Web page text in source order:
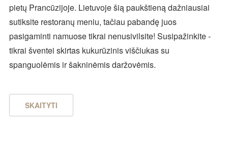
pietų Prancūzijoje. Lietuvoje šią paukštieną dažniausiai
sutiksite restoranų meniu, tačiau pabandę juos
pasigaminti namuose tikrai nenusivilsite! Susipažinkite -
tikrai šventei skirtas kukurūzinis viščiukas su
spanguolėmis ir šakninėmis daržovėmis.
SKAITYTI